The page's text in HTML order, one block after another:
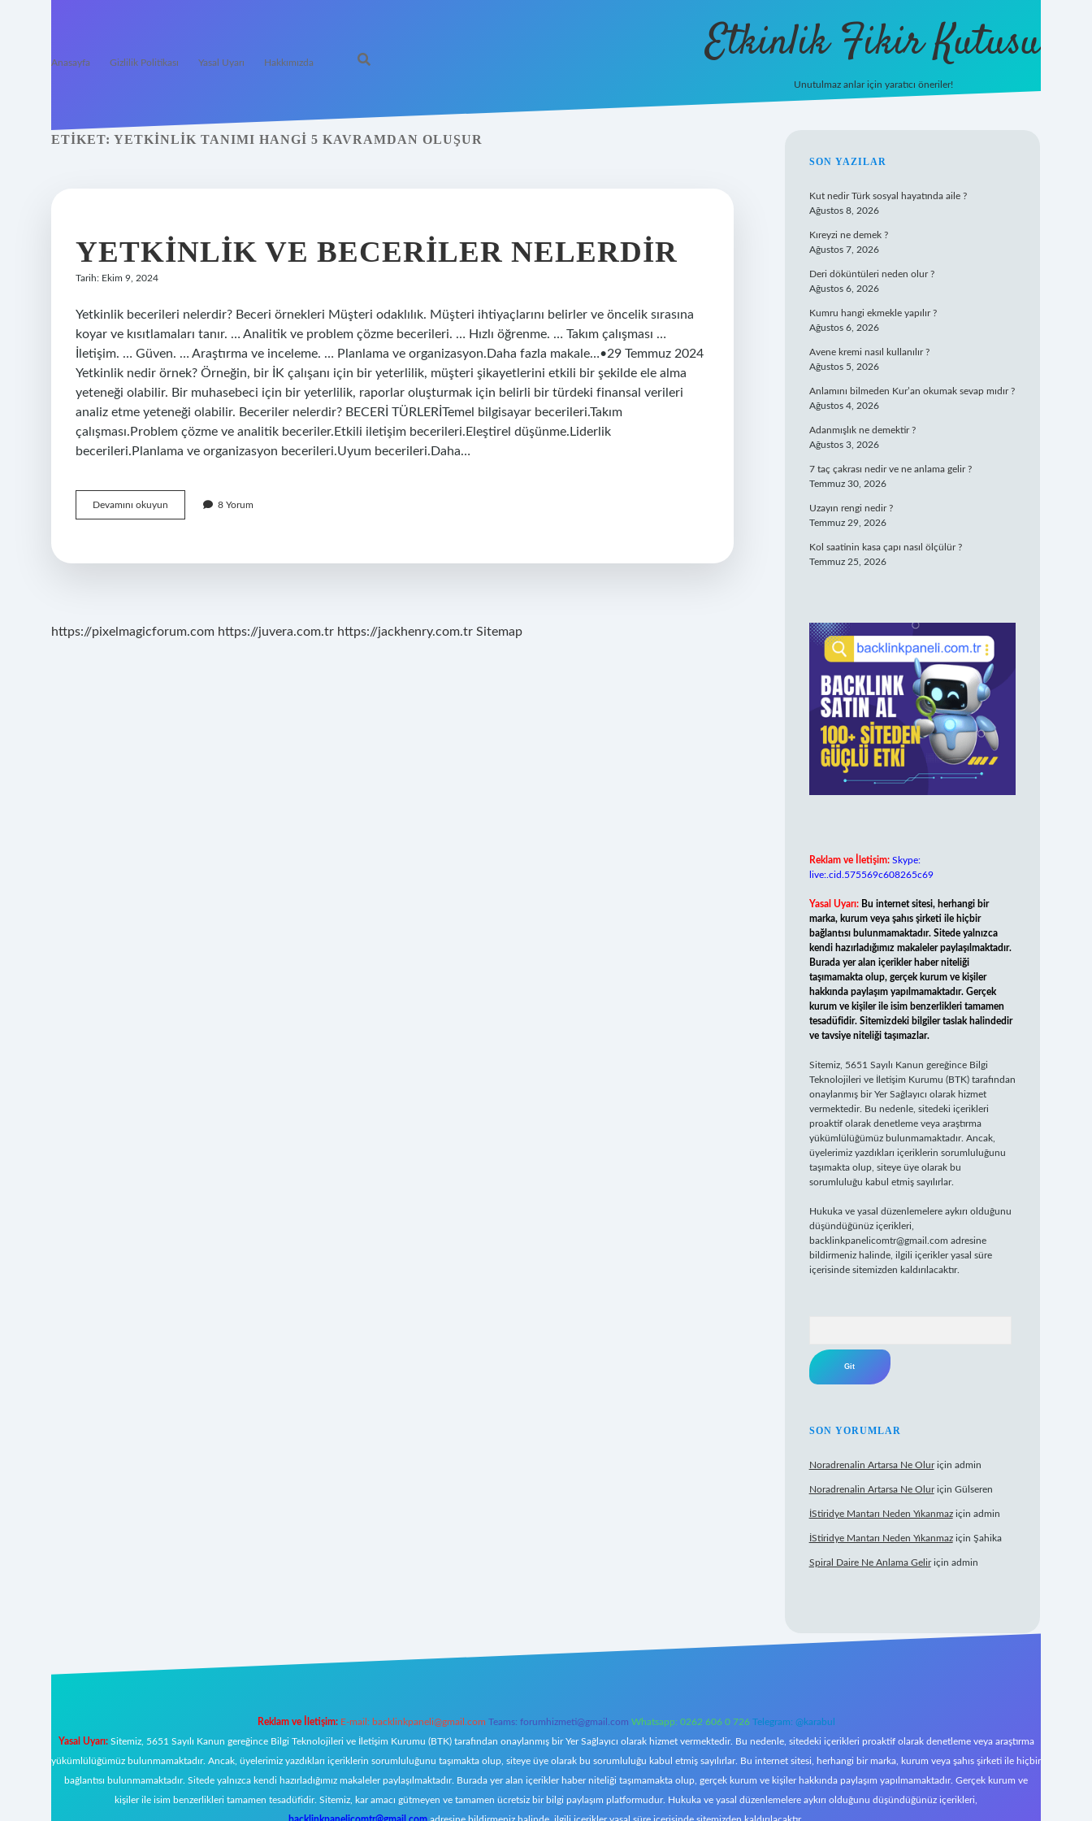
Anasayfa Gizlilik Politikası Yasal Uyarı Hakkımızda Etkinlik Fikir Kutusu
Unutulmaz anlar için yaratıcı öneriler!
ETIKET: YETKINLIK TANIMI HANGI 5 KAVRAMDAN OLUŞUR
YETKINLIK VE BECERILER NELERDIR
Tarih: Ekim 9, 2024
Yetkinlik becerileri nelerdir? Beceri örnekleri Müşteri odaklılık. Müşteri ihtiyaçlarını belirler ve öncelik sırasına
koyar ve kısıtlamaları tanır. … Analitik ve problem çözme becerileri. … Hızlı öğrenme. … Takım çalışması …
İletişim. … Güven. … Araştırma ve inceleme. … Planlama ve organizasyon.Daha fazla makale…•29 Temmuz 2024
Yetkinlik nedir örnek? Örneğin, bir İK çalışanı için bir yeterlilik, müşteri şikayetlerini etkili bir şekilde ele alma
yeteneği olabilir. Bir muhasebeci için bir yeterlilik, raporlar oluşturmak için belirli bir türdeki finansal verileri
analiz etme yeteneği olabilir. Beceriler nelerdir? BECERİ TÜRLERİTemel bilgisayar becerileri.Takım
çalışması.Problem çözme ve analitik beceriler.Etkili iletişim becerileri.Eleştirel düşünme.Liderlik
becerileri.Planlama ve organizasyon becerileri.Uyum becerileri.Daha…
Devamını okuyun
Ve
8 Yorum
https://pixelmagicforum.com https://juvera.com.tr https://jackhenry.com.tr Sitemap
SIDEBAR
SON YAZILAR
Kut nedir Türk sosyal hayatında aile ?
Ağustos 8, 2026
Kıreyzi ne demek ?
Ağustos 7, 2026
Deri döküntüleri neden olur ?
Ağustos 6, 2026
Kumru hangi ekmekle yapılır ?
Ağustos 6, 2026
Avene kremi nasıl kullanılır ?
Ağustos 5, 2026
Anlamını bilmeden Kur’an okumak sevap mıdır ?
Ağustos 4, 2026
Adanmışlık ne demektir ?
Ağustos 3, 2026
7 taç çakrası nedir ve ne anlama gelir ?
Temmuz 30, 2026
Uzayın rengi nedir ?
Temmuz 29, 2026
Kol saatinin kasa çapı nasıl ölçülür ?
Temmuz 25, 2026
Reklam ve İletişim: Skype:
live:.cid.575569c608265c69
Yasal Uyarı: Bu internet sitesi, herhangi bir
marka, kurum veya şahıs şirketi ile hiçbir
bağlantısı bulunmamaktadır. Sitede yalnızca
kendi hazırladığımız makaleler paylaşılmaktadır.
Burada yer alan içerikler haber niteliği
taşımamakta olup, gerçek kurum ve kişiler
hakkında paylaşım yapılmamaktadır. Gerçek
kurum ve kişiler ile isim benzerlikleri tamamen
tesadüfidir. Sitemizdeki bilgiler taslak halindedir
ve tavsiye niteliği taşımazlar.
Sitemiz, 5651 Sayılı Kanun gereğince Bilgi
Teknolojileri ve İletişim Kurumu (BTK) tarafından
onaylanmış bir Yer Sağlayıcı olarak hizmet
vermektedir. Bu nedenle, sitedeki içerikleri
proaktif olarak denetleme veya araştırma
yükümlülüğümüz bulunmamaktadır. Ancak,
üyelerimiz yazdıkları içeriklerin sorumluluğunu
taşımakta olup, siteye üye olarak bu
sorumluluğu kabul etmiş sayılırlar.
Hukuka ve yasal düzenlemelere aykırı olduğunu
düşündüğünüz içerikleri,
backlinkpanelicomtr@gmail.com adresine
bildirmeniz halinde, ilgili içerikler yasal süre
içerisinde sitemizden kaldırılacaktır.
SON YORUMLAR
Noradrenalin Artarsa Ne Oluriçin admin
Noradrenalin Artarsa Ne Oluriçin Gülseren
İStiridye Mantarı Neden Yıkanmaziçin admin
İStiridye Mantarı Neden Yıkanmaziçin Şahika
Spiral Daire Ne Anlama Geliriçin admin
Reklam ve İletişim: E-mail: backlinkpaneli@gmail.com Teams: forumhizmeti@gmail.com Whatsapp: 0262 606 0 726 Telegram: @karabul
Yasal Uyarı:Sitemiz, 5651 Sayılı Kanun gereğince Bilgi Teknolojileri ve İletişim Kurumu (BTK) tarafından onaylanmış bir Yer Sağlayıcı olarak hizmet vermektedir. Bu nedenle, sitedeki içerikleri proaktif olarak denetleme veya araştırma
yükümlülüğümüz bulunmamaktadır. Ancak, üyelerimiz yazdıkları içeriklerin sorumluluğunu taşımakta olup, siteye üye olarak bu sorumluluğu kabul etmiş sayılırlar. Bu internet sitesi, herhangi bir marka, kurum veya şahıs şirketi ile hiçbir
bağlantısı bulunmamaktadır. Sitede yalnızca kendi hazırladığımız makaleler paylaşılmaktadır. Burada yer alan içerikler haber niteliği taşımamakta olup, gerçek kurum ve kişiler hakkında paylaşım yapılmamaktadır. Gerçek kurum ve
kişiler ile isim benzerlikleri tamamen tesadüfidir. Sitemiz, kar amacı gütmeyen ve tamamen ücretsiz bir bilgi paylaşım platformudur. Hukuka ve yasal düzenlemelere aykırı olduğunu düşündüğünüz içerikleri,